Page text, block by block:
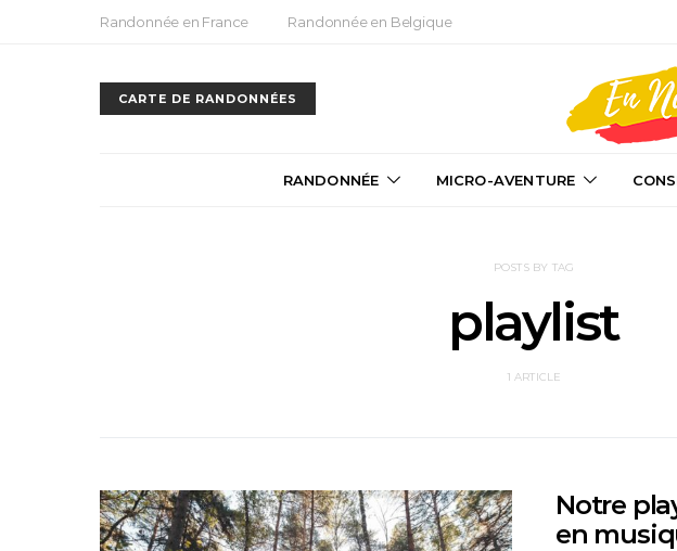
Randonnée en France Randonnée en Belgique
CARTE DE RANDONNÉES
RANDONNÉE MICRO-AVENTURE
POSTS BY TAG
playlist
1 ARTICLE
Notre
en